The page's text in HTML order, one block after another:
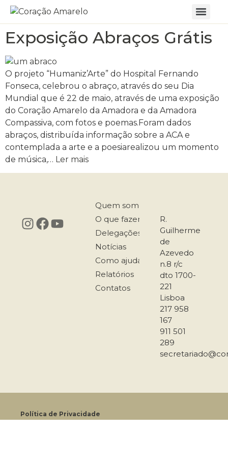
Exposição Abraços Grátis
O projeto “Humaniz’Arte” do Hospital Fernando
Fonseca, celebrou o abraço, através do seu Dia
Mundial que é 22 de maio, através de uma exposição
do Coração Amarelo da Amadora e da Amadora
Compassiva, com fotos e poemas.Foram dados
abraços, distribuída informação sobre a ACA e
contemplada a arte e a poesiarealizou um momento
de música,… Ler mais
Quem somos
O que fazemos
Delegações
Notícias
Como ajudar
Relatórios
Contatos
R.
Guilherme
de
Azevedo
n.8 r/c
dto 1700-
221
Lisboa
217 958
167
911 501
289
Política de Privacidade